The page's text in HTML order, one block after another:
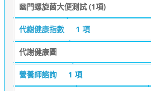
幽門螺旋菌大便測試 (1項)
代謝健康指數 1 項
代謝健康圖
營養師諮詢 1 項